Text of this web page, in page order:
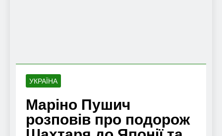
УКРАЇНА
Маріно Пушич
розповів про подорож